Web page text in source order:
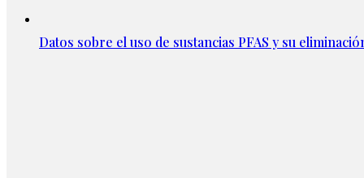
Datos sobre el uso de sustancias PFAS y su